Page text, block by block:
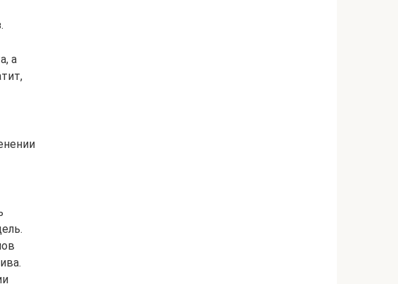
а